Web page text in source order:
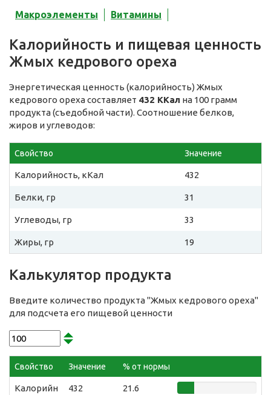
Макроэлементы Витамины
Калорийность и пищевая ценность
Жмых кедрового ореха
Энергетическая ценность (калорийность) Жмых
кедрового ореха составляет 432 ККал на 100 грамм
продукта (съедобной части). Соотношение белков,
жиров и углеводов:
Свойство Значение
Калорийность, кКал 432
Белки, гр 31
Углеводы, гр 33
Жиры, гр 19
Калькулятор продукта
Введите количество продукта "Жмых кедрового ореха"
для подсчета его пищевой ценности
Свойство Значение % от нормы
Калорийн
432 21.6